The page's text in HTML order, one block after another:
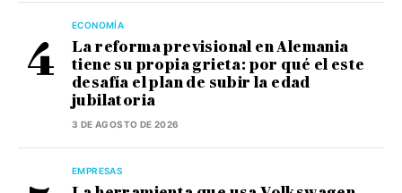
ECONOMÍA
La reforma previsional en Alemania
tiene su propia grieta: por qué el este
desafía el plan de subir la edad
jubilatoria
3 DE AGOSTO DE 2026
EMPRESAS